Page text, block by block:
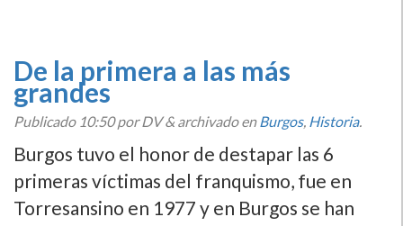
De la primera a las más
grandes
Publicado 10:50por DV&archivado enBurgos, Historia.
Burgos tuvo el honor de destapar las 6
primeras ví­ctimas del franquismo, fue en
Torresansino en 1977 y en Burgos se han